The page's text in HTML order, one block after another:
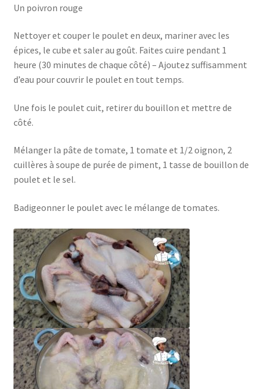
Un poivron rouge
Nettoyer et couper le poulet en deux, mariner avec les
épices, le cube et saler au goût. Faites cuire pendant 1
heure (30 minutes de chaque côté) – Ajoutez suffisamment
d’eau pour couvrir le poulet en tout temps.
Une fois le poulet cuit, retirer du bouillon et mettre de
côté.
Mélanger la pâte de tomate, 1 tomate et 1/2 oignon, 2
cuillères à soupe de purée de piment, 1 tasse de bouillon de
poulet et le sel.
Badigeonner le poulet avec le mélange de tomates.